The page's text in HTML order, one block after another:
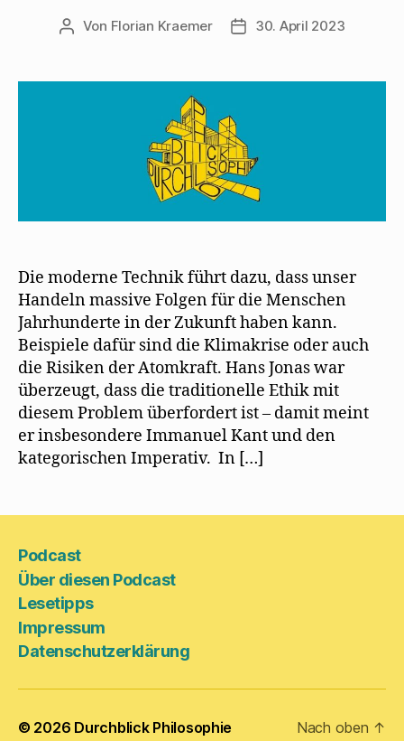
Beitragsautor
Von Florian Kraemer Veröffentlichungsdatum
30. April 2023
Die moderne Technik führt dazu, dass unser
Handeln massive Folgen für die Menschen
Jahrhunderte in der Zukunft haben kann.
Beispiele dafür sind die Klimakrise oder auch
die Risiken der Atomkraft. Hans Jonas war
überzeugt, dass die traditionelle Ethik mit
diesem Problem überfordert ist – damit meint
er insbesondere Immanuel Kant und den
kategorischen Imperativ. In […]
Podcast
Über diesen Podcast
Lesetipps
Impressum
Datenschutzerklärung
© 2026 Durchblick Philosophie Nach oben ↑